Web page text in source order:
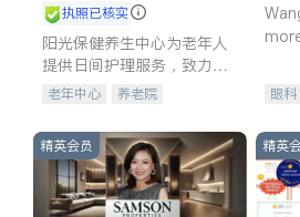
执照已核实
阳光保健养生中心为老年人
提供日间护理服务，致力于
通过持续的护理创新来有效
老年中心 养老院 眼科
精英会员 精英